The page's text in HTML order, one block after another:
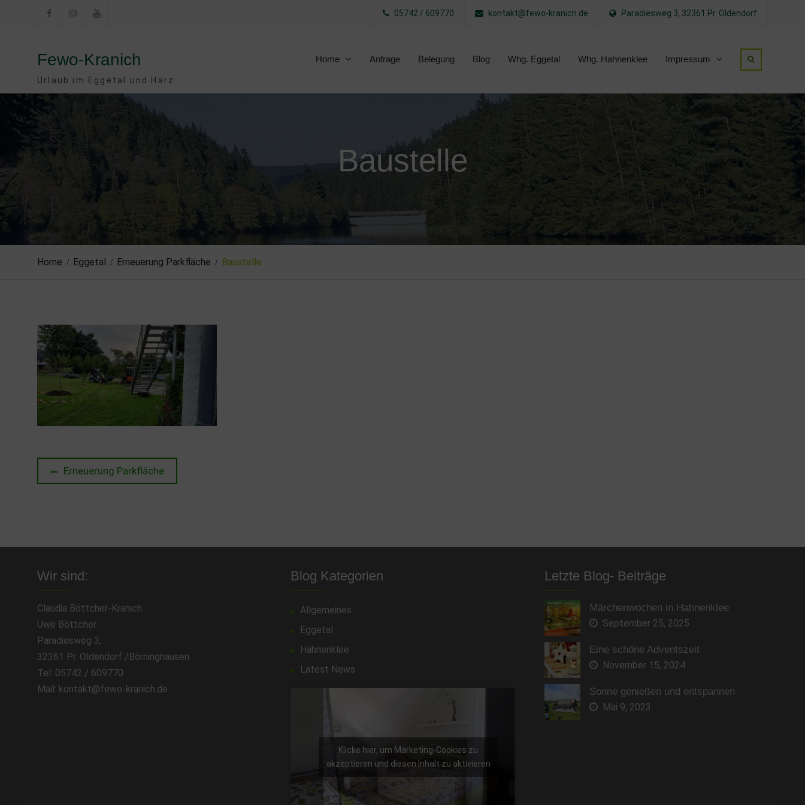
05742 / 609770 kontakt@fewo-kranich.de Paradiesweg 3, 32361 Pr. Oldendorf
Fewo-Kranich
Urlaub im Eggetal und Harz
Home Anfrage Belegung Blog Whg. Eggetal Whg. Hahnenklee Impressum
Baustelle
Home Eggetal Erneuerung Parkfläche Baustelle
Beitragsnavigation
Previous
post:
Erneuerung Parkfläche
Wir sind:
Claudia Böttcher-Kranich
Uwe Böttcher
Paradiesweg 3,
32361 Pr. Oldendorf /Börninghausen
Tel: 05742 / 609770
Mail: kontakt@fewo-kranich.de
Blog Kategorien
Allgemeines
Eggetal
Hahnenklee
Latest News
Klicke hier, um Marketing-Cookies zu
akzeptieren und diesen Inhalt zu aktivieren
Letzte Blog- Beiträge
Märchenwochen in Hahnenklee
September 25, 2025
Eine schöne Adventszeit
November 15, 2024
Sonne genießen und entspannen
Mai 9, 2023